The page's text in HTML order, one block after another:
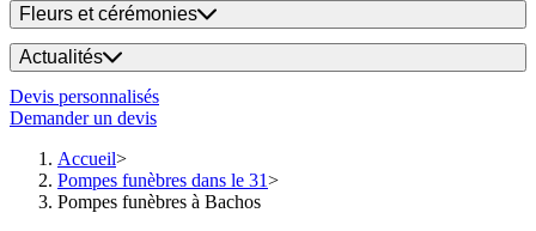
Fleurs et cérémonies
Actualités
Devis personnalisés
Demander un devis
Accueil
Pompes funèbres dans le 31
Pompes funèbres à Bachos